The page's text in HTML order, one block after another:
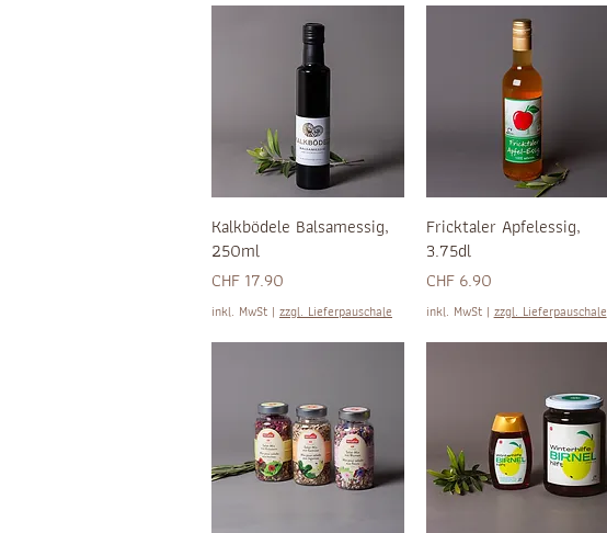
Kalkbödele Balsamessig,
250ml
Preis
CHF 17.90
inkl. MwSt | zzgl. Lieferpauschale
Fricktaler Apfelessig,
3.75dl
Preis
CHF 6.90
inkl. MwSt| zzgl. Lieferpauschale